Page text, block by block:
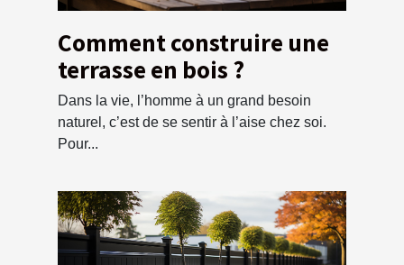
Comment construire une
terrasse en bois ?
Dans la vie, l’homme à un grand besoin
naturel, c’est de se sentir à l’aise chez soi.
Pour...